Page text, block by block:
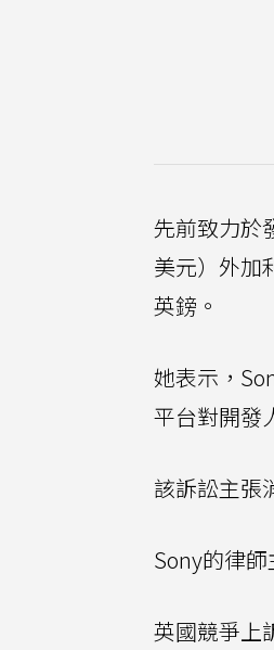
先前致力於
美元）外加
英鎊。
她表示，
平台對開發
該訴訟主張
Sony的律
英國競爭上